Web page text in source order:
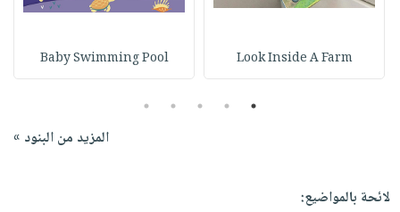
Look Inside A Farm
Baby Swimming Pool
1
2
3
4
5
المزيد من البنود »
لائحة بالمواضيع: